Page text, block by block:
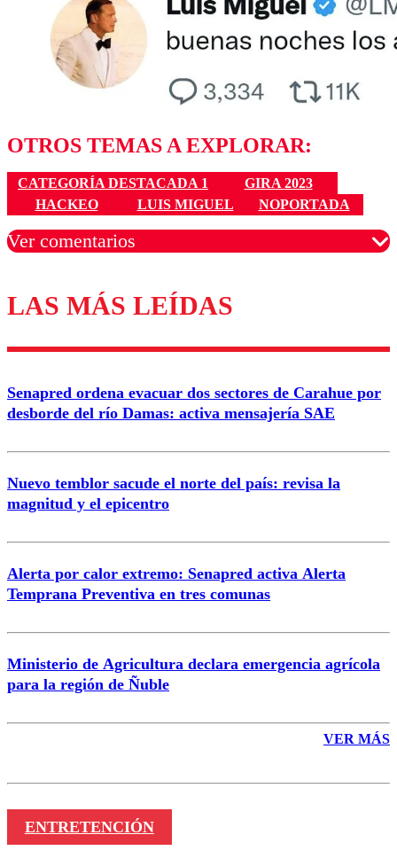
OTROS TEMAS A EXPLORAR:
CATEGORÍA DESTACADA 1
GIRA 2023
HACKEO
LUIS MIGUEL NOPORTADA
Ver comentarios
Los comentarios son moderados para garantizar un
diálogo respetuoso.
Correo
LAS MÁS LEÍDAS
Senapred ordena evacuar dos sectores de Carahue por
desborde del río Damas: activa mensajería SAE
Nuevo temblor sacude el norte del país: revisa la
magnitud y el epicentro
Alerta por calor extremo: Senapred activa Alerta
Temprana Preventiva en tres comunas
Ministerio de Agricultura declara emergencia agrícola
para la región de Ñuble
VER MÁS
ENTRETENCIÓN